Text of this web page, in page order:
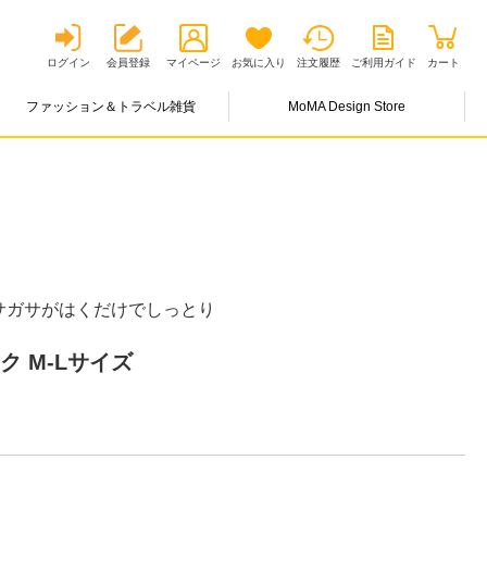
ログイン 会員登録 マイページ お気に入り 注文履歴 ご利用ガイド カート
ファッション＆トラベル雑貨 MoMA Design Store
サがはくだけでしっとり
M-Lサイズ